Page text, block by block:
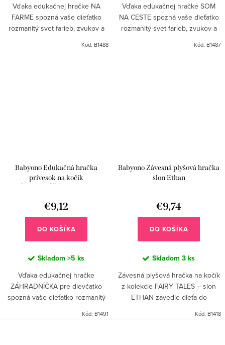
Vďaka edukačnej hračke NA
FARME spozná vaše dieťatko
rozmanitý svet farieb, zvukov a
pripevníte na autosedačku alebo
Kód: B1488
Vďaka edukačnej hračke SOM
NA CESTE spozná vaše dieťatko
rozmanitý svet farieb, zvukov a
pripevníte na autosedačku alebo
Kód: B1487
Babyono Edukačná hračka
prívesok na kočík
€9,12
DO KOŠÍKA
Skladom >5 ks
Vďaka edukačnej hračke
ZÁHRADNÍČKA pre dievčatko
spozná vaše dieťatko rozmanitý
Kód: B1491
Babyono Závesná plyšová hračka
slon Ethan
€9,74
DO KOŠÍKA
Skladom 3 ks
Závesná plyšová hračka na kočík
z kolekcie FAIRY TALES – slon
ETHAN zavedie dieťa do
Kód: B1418